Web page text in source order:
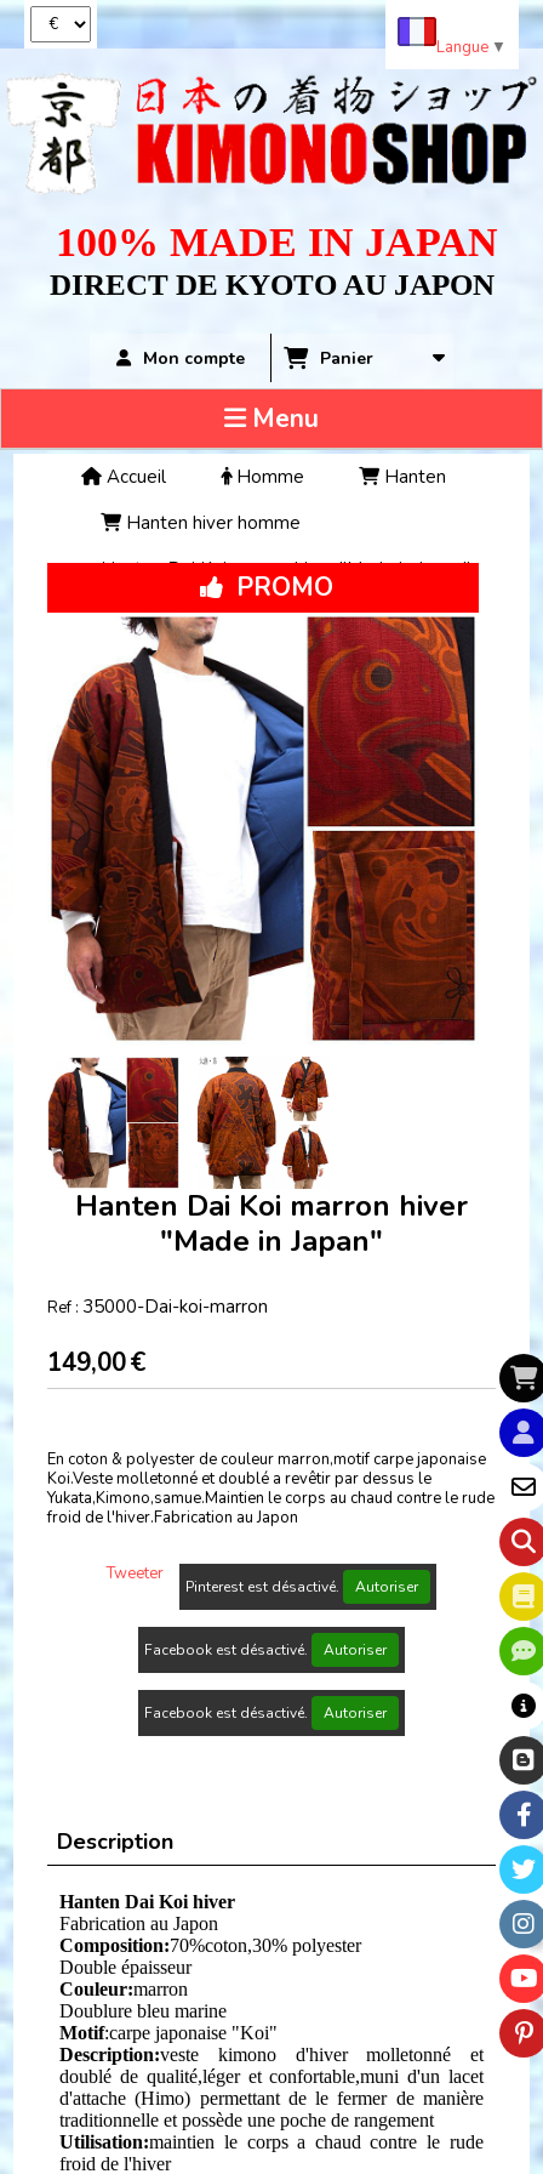
100% MADE IN JAPAN
DIRECT DE KYOTO AU JAPON
Mon compte Panier
Menu
Accueil Homme
Hanten
Hanten hiver homme
Hanten Dai Koi marron hiver "Made in Japan"
PROMO
Hanten Dai Koi marron hiver
"Made in Japan"
Ref : 35000-Dai-koi-marron
149,00€
En coton & polyester de couleur marron,motif carpe japonaise
Koi.Veste molletonné et doublé a revêtir par dessus le
Yukata,Kimono,samue.Maintien le corps au chaud contre le rude
froid de l'hiver.Fabrication au Japon
Tweeter
Pinterest est désactivé. Autoriser
Facebook est désactivé. Autoriser
Facebook est désactivé. Autoriser
Description
Hanten Dai Koi hiver
Fabrication au Japon
Composition:70%coton,30% polyester
Double épaisseur
Couleur:marron
Doublure bleu marine
Motif:carpe japonaise "Koi"
Description:veste kimono d'hiver molletonné et
doublé de qualité,léger et confortable,muni d'un lacet
d'attache (Himo) permettant de le fermer de manière
traditionnelle et possède une poche de rangement
Utilisation:maintien le corps a chaud contre le rude
froid de l'hiver
Langue ▼
Panneau de gestion des cookies